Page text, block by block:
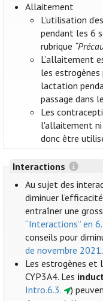
Allaitement
L’utilisation
pendant les 6
rubrique
L’allaitement
les
lactation
passage dans
Les
l'allaitement
donc être
Interactions
Au sujet des
diminuer
entraîner une
“Interactions” en
conseils pour
de novembre 2021.
Les estrogènes et
CYP3A4. Les
Intro.6.3.
)